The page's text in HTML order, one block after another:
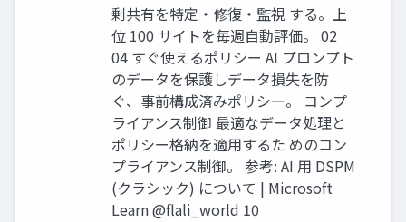
剰共有を特定・修復・監視 する。上
位 100 サイトを毎週自動評価。 02
04 すぐ使えるポリシー AI プロンプト
のデータを保護しデータ損失を防
ぐ、事前構成済みポリシー。 コンプ
ライアンス制御 最適なデータ処理と
ポリシー格納を適用するた めのコン
プライアンス制御。 参考: AI 用 DSPM
(クラシック) について | Microsoft
Learn @flali_world 10